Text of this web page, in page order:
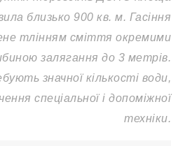
близько 900 кв. м. Гасіння
тлінням сміття окремими
залягання до 3 метрів.
значної кількості води,
спеціальної і допоміжної
техніки.